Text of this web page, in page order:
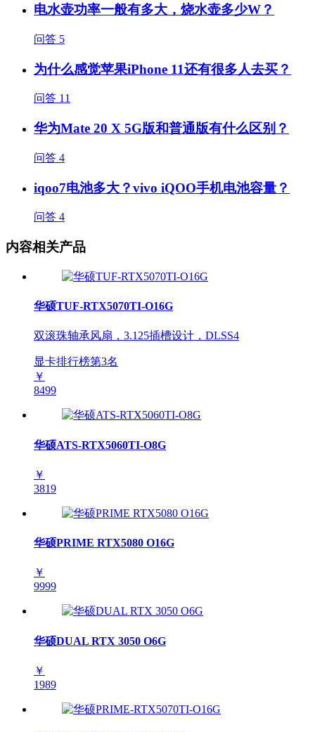
电水壶功率一般有多大，烧水壶多少W？
问答 5
为什么感觉苹果iPhone 11还有很多人去买？
问答 11
华为Mate 20 X 5G版和普通版有什么区别？
问答 4
iqoo7电池多大？vivo iQOO手机电池容量？
问答 4
内容相关产品
华硕TUF-RTX5070TI-O16G
双滚珠轴承风扇，3.125插槽设计，DLSS4
显卡排行榜第3名
￥
8499
华硕ATS-RTX5060TI-O8G
￥
3819
华硕PRIME RTX5080 O16G
￥
9999
华硕DUAL RTX 3050 O6G
￥
1989